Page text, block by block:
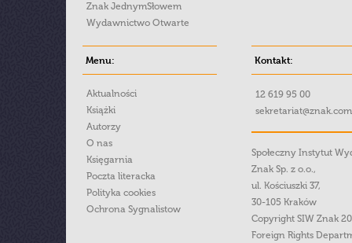
Znak JednymSłowem
Wydawnictwo Otwarte
Menu:
Aktualności
Książki
Autorzy
O nas
Księgarnia
Poczta literacka
Polityka cookies
Ochrona Sygnalistow
Kontakt:
12 619 95 00
Społeczny Instytut
Znak Sp. z o.o.,
ul. Kościuszki 37,
30-105 Kraków
Copyright SIW Znak
Foreign Rights